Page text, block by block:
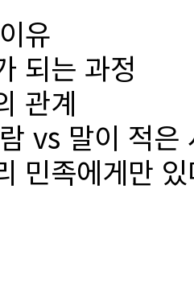
유
되는 과정
관계
vs 말이 적은
민족에게만